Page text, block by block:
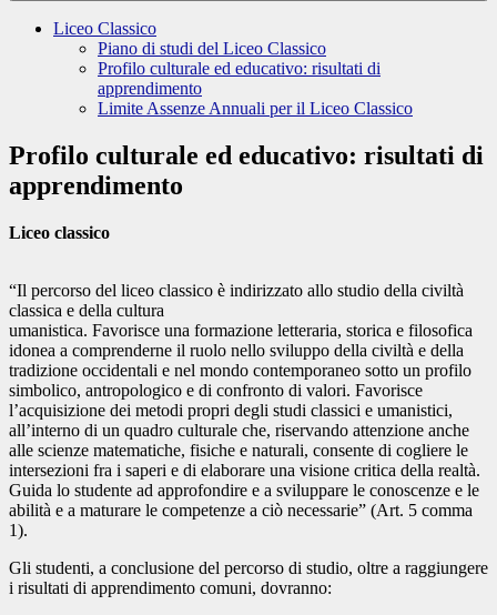
Liceo Classico
Piano di studi del Liceo Classico
Profilo culturale ed educativo: risultati di
apprendimento
Limite Assenze Annuali per il Liceo Classico
Profilo culturale ed educativo: risultati di
apprendimento
Liceo classico
“Il percorso del liceo classico è indirizzato allo studio della civiltà
classica e della cultura
umanistica. Favorisce una formazione letteraria, storica e filosofica
idonea a comprenderne il ruolo nello sviluppo della civiltà e della
tradizione occidentali e nel mondo contemporaneo sotto un profilo
simbolico, antropologico e di confronto di valori. Favorisce
l’acquisizione dei metodi propri degli studi classici e umanistici,
all’interno di un quadro culturale che, riservando attenzione anche
alle scienze matematiche, fisiche e naturali, consente di cogliere le
intersezioni fra i saperi e di elaborare una visione critica della realtà.
Guida lo studente ad approfondire e a sviluppare le conoscenze e le
abilità e a maturare le competenze a ciò necessarie” (Art. 5 comma
1).
Gli studenti, a conclusione del percorso di studio, oltre a raggiungere
i risultati di apprendimento comuni, dovranno: